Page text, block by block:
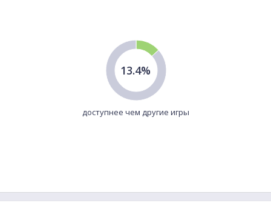
13.4%
доступнее чем другие игры